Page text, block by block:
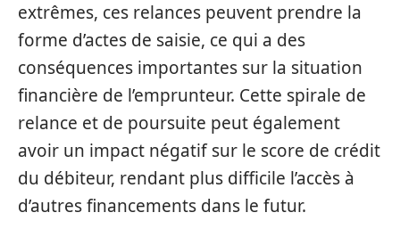
extrêmes, ces relances peuvent prendre la
forme d’actes de saisie, ce qui a des
conséquences importantes sur la situation
financière de l’emprunteur. Cette spirale de
relance et de poursuite peut également
avoir un impact négatif sur le score de crédit
du débiteur, rendant plus difficile l’accès à
d’autres financements dans le futur.